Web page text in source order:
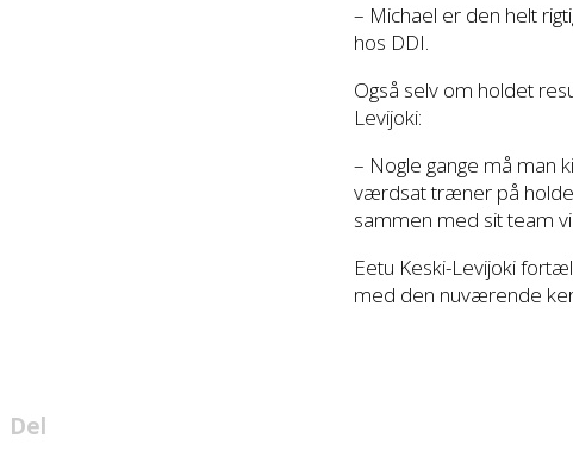
– Michael er den helt
hos DDI.
Også selv om holdet
Levijoki:
– Nogle gange må man
værdsat træner på holdet
sammen med sit team
Eetu Keski-Levijoki
med den nuværende
Del